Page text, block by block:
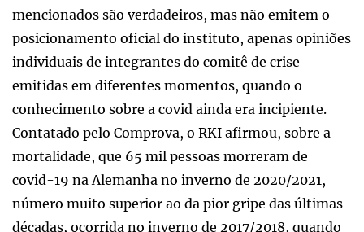
mencionados são verdadeiros, mas não emitem o
posicionamento oficial do instituto, apenas opiniões
individuais de integrantes do comitê de crise
emitidas em diferentes momentos, quando o
conhecimento sobre a covid ainda era incipiente.
Contatado pelo Comprova, o RKI afirmou, sobre a
mortalidade, que 65 mil pessoas morreram de
covid-19 na Alemanha no inverno de 2020/2021,
número muito superior ao da pior gripe das últimas
décadas, ocorrida no inverno de 2017/2018, quando